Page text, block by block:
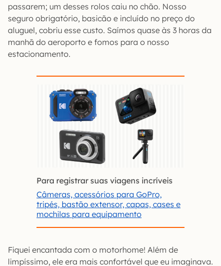
passarem; um desses rolos caiu no chão. Nosso
seguro obrigatório, basicão e incluído no preço do
aluguel, cobriu esse custo. Saímos quase às 3 horas da
manhã do aeroporto e fomos para o nosso
estacionamento.
Para registrar suas viagens incríveis
Câmeras, acessórios para GoPro,
tripés, bastão extensor, capas, cases e
mochilas para equipamento
Fiquei encantada com o motorhome! Além de
limpíssimo, ele era mais confortável que eu imaginava.